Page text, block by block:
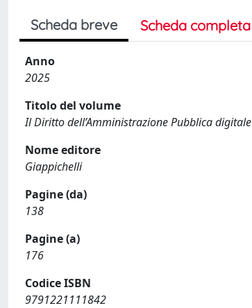
Scheda breve Scheda completa
Anno
2025
Titolo del volume
Il Diritto dell’Amministrazione Pubblica digitale
Nome editore
Giappichelli
Pagine (da)
138
Pagine (a)
176
Codice ISBN
9791221111842